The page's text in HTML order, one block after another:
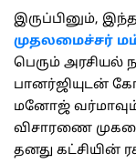
இருப்பினும்,
முதலமைச்சர்
பெரும் அரசியல்
பானர்ஜியுடன்
மனோஜ் வர்மாவும்
விசாரணை
தனது கட்சியின்